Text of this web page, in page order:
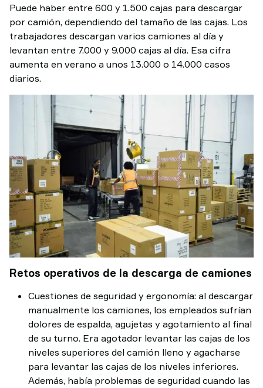
Puede haber entre 600 y 1.500 cajas para descargar
por camión, dependiendo del tamaño de las cajas. Los
trabajadores descargan varios camiones al día y
levantan entre 7.000 y 9.000 cajas al día. Esa cifra
aumenta en verano a unos 13.000 o 14.000 casos
diarios.
Retos operativos de la descarga de camiones
Cuestiones de seguridad y ergonomía: al descargar
manualmente los camiones, los empleados sufrían
dolores de espalda, agujetas y agotamiento al final
de su turno. Era agotador levantar las cajas de los
niveles superiores del camión lleno y agacharse
para levantar las cajas de los niveles inferiores.
Además, había problemas de seguridad cuando las